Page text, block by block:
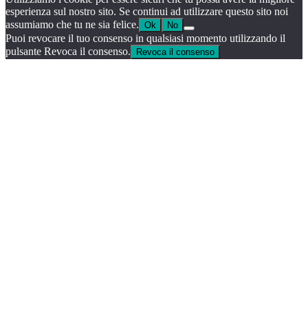
musica
esperienza sul nostro sito. Se continui ad utilizzare questo sito noi
assumiamo che tu ne sia felice. Ok No
Puoi revocare il tuo consenso in qualsiasi momento utilizzando il
pulsante Revoca il consenso.
Revoca il consenso